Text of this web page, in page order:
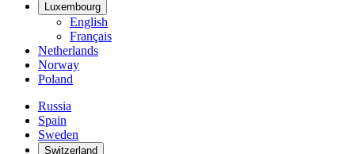
Luxembourg
English
Français
Netherlands
Norway
Poland
Russia
Spain
Sweden
Switzerland